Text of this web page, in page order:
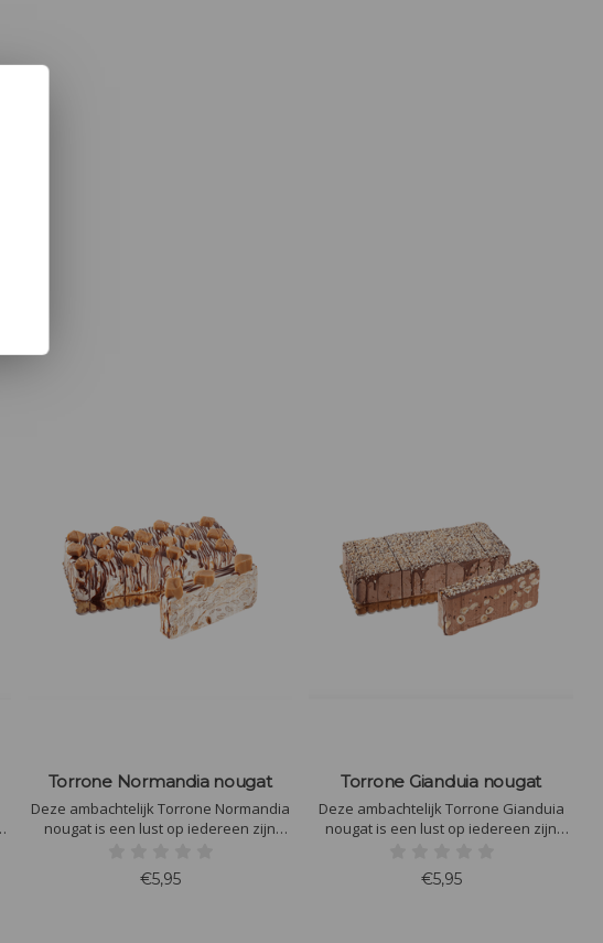
Torrone Normandia nougat
Deze ambachtelijk Torrone Normandia
nougat is een lust op iedereen zijn
nougat met gezouten boterkaramel
€5,95
Torrone Gianduia nougat
Deze ambachtelijk Torrone Gianduia
nougat is een lust op iedereen zijn
nougat met hazelnoot en chocolade
€5,95